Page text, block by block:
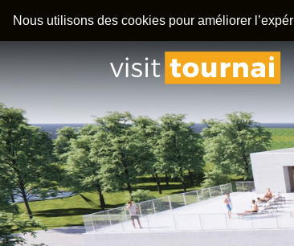
Nous utilisons des cookies pour améliorer